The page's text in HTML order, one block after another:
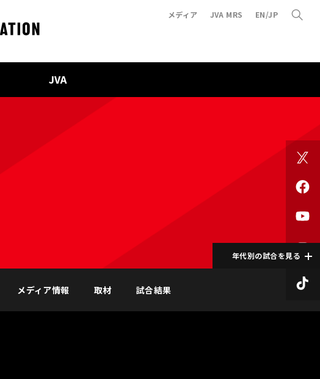
メディア JVA MRS EN/JP
JVA
年代別の試合を見る
メディア情報 取材 試合結果